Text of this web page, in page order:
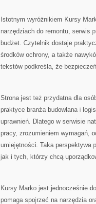
Istotnym wyróżnikiem Kursy
narzędziach do remontu, serwis
budżet. Czytelnik dostaje
środków ochrony, a także
tekstów podkreśla, że
Strona jest też przydatna dla
praktyce branża budowlana i
uprawnień. Dlatego w serwisie
pracy, zrozumieniem wymagań,
umiejętności. Taka perspektywa
jak i tych, którzy chcą
Kursy Marko jest jednocześnie
pomaga spojrzeć na narzędzia